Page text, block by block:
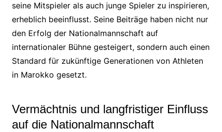
seine Mitspieler als auch junge Spieler zu inspirieren,
erheblich beeinflusst. Seine Beiträge haben nicht nur
den Erfolg der Nationalmannschaft auf
internationaler Bühne gesteigert, sondern auch einen
Standard für zukünftige Generationen von Athleten
in Marokko gesetzt.
Vermächtnis und langfristiger Einfluss
auf die Nationalmannschaft